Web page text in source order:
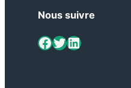
Nous suivre
ViaMétiers sur Facebook Twitter LinkedIn